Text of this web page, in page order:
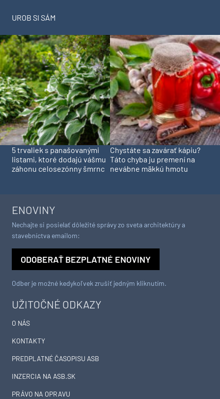
UROB SI SÁM
5 trvaliek s panašovanými
listami, ktoré dodajú vášmu
záhonu celosezónny šmrnc
Chystáte sa zavárať kápiu?
Táto chyba ju premení na
nevábne mäkkú hmotu
UŽITOČNÉ ODKAZY
O NÁS
KONTAKTY
PREDPLATNÉ ČASOPISU ASB
INZERCIA NA ASB.SK
PRÁVO NA OPRAVU
ENOVINY
Nechajte si posielať dôležité správy zo sveta architektúry a
stavebníctva emailom:
ODOBERAŤ BEZPLATNÉ ENOVINY
Odber je možné kedykoľvek zrušiť jedným kliknutím.